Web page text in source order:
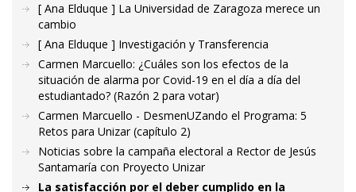
[ Ana Elduque ] La Universidad de Zaragoza merece un
cambio
[ Ana Elduque ] Investigación y Transferencia
Carmen Marcuello: ¿Cuáles son los efectos de la
situación de alarma por Covid-19 en el día a día del
estudiantado? (Razón 2 para votar)
Carmen Marcuello - DesmenUZando el Programa: 5
Retos para Unizar (capítulo 2)
Noticias sobre la campaña electoral a Rector de Jesús
Santamaría con Proyecto Unizar
La satisfacción por el deber cumplido en la